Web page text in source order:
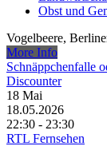
Obst und
Vogelbeere,
More Info
Schnäppchenfalle
Discounter
18 Mai
18.05.2026
22:30 - 23:30
RTL Fernsehen